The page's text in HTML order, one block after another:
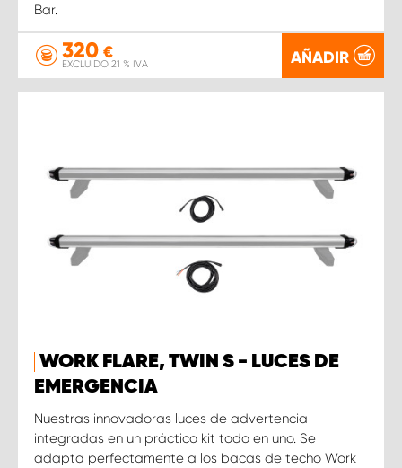
Bar.
320 €
EXCLUIDO 21 % IVA AÑADIR
WORK FLARE, TWIN S - LUCES DE
EMERGENCIA
Nuestras innovadoras luces de advertencia
integradas en un práctico kit todo en uno. Se
adapta perfectamente a los bacas de techo Work